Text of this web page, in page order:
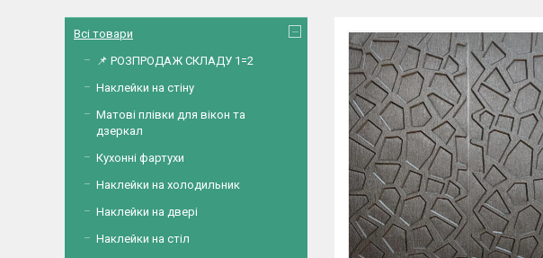
Всі товари
📌 РОЗПРОДАЖ СКЛАДУ 1=2
Наклейки на стіну
Матові плівки для вікон та
дзеркал
Кухонні фартухи
Наклейки на холодильник
Наклейки на двері
Наклейки на стіл